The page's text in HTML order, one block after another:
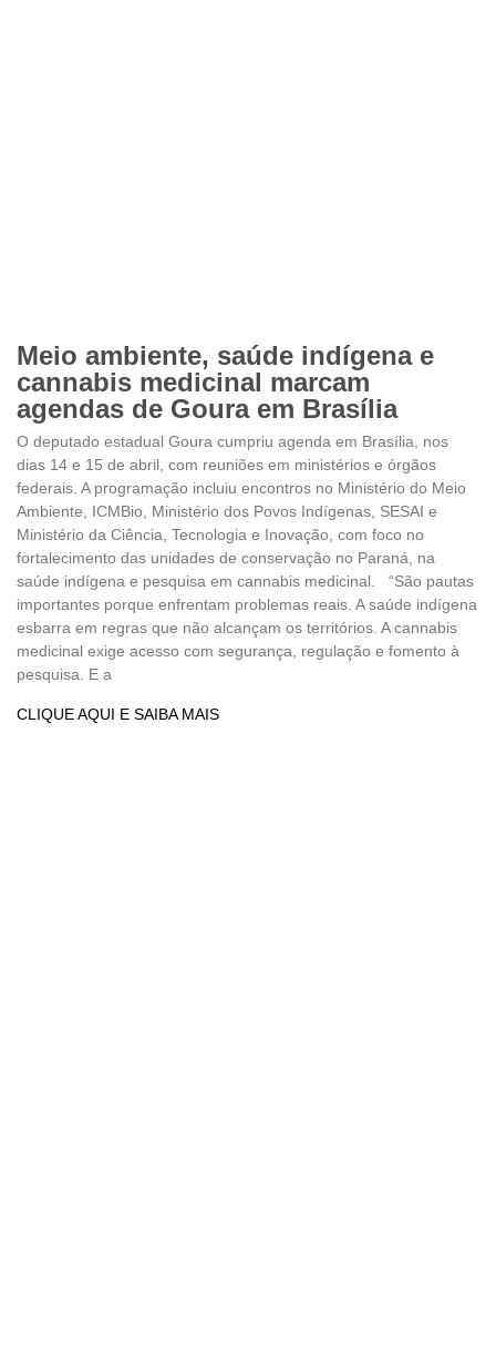
Meio ambiente, saúde indígena e
cannabis medicinal marcam
agendas de Goura em Brasília
O deputado estadual Goura cumpriu agenda em Brasília, nos
dias 14 e 15 de abril, com reuniões em ministérios e órgãos
federais. A programação incluiu encontros no Ministério do Meio
Ambiente, ICMBio, Ministério dos Povos Indígenas, SESAI e
Ministério da Ciência, Tecnologia e Inovação, com foco no
fortalecimento das unidades de conservação no Paraná, na
saúde indígena e pesquisa em cannabis medicinal. “São pautas
importantes porque enfrentam problemas reais. A saúde indígena
esbarra em regras que não alcançam os territórios. A cannabis
medicinal exige acesso com segurança, regulação e fomento à
pesquisa. E a
CLIQUE AQUI E SAIBA MAIS